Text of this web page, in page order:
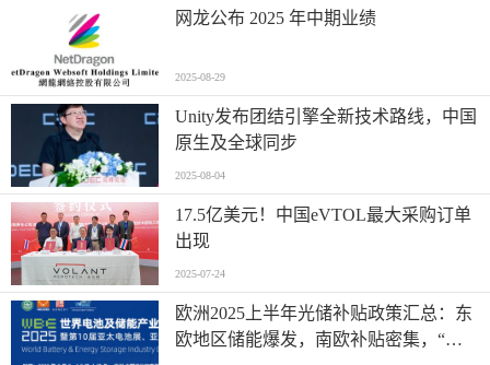
网龙公布 2025 年中期业绩
2025-08-29
Unity发布团结引擎全新技术路线，中国
原生及全球同步
2025-08-04
17.5亿美元！中国eVTOL最大采购订单
出现
2025-07-24
欧洲2025上半年光储补贴政策汇总：东
欧地区储能爆发，南欧补贴密集，“削